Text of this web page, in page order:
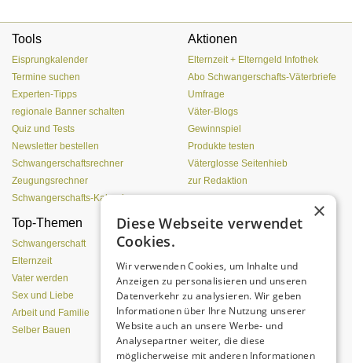
Tools
Eisprungkalender
Termine suchen
Experten-Tipps
regionale Banner schalten
Quiz und Tests
Newsletter bestellen
Schwangerschaftsrechner
Zeugungsrechner
Schwangerschafts-Kalender
Aktionen
Elternzeit + Elterngeld Infothek
Abo Schwangerschafts-Väterbriefe
Umfrage
Väter-Blogs
Gewinnspiel
Produkte testen
Väterglosse Seitenhieb
zur Redaktion
Top-Themen
Schwangerschaft
Elternzeit
Vater werden
Sex und Liebe
Arbeit und Familie
Selber Bauen
Einen Lehmofen
×
Diese Webseite verwendet
Cookies.
Wir verwenden Cookies, um Inhalte und
Anzeigen zu personalisieren und unseren
Datenverkehr zu analysieren. Wir geben
Informationen über Ihre Nutzung unserer
Website auch an unsere Werbe- und
Analysepartner weiter, die diese
möglicherweise mit anderen Informationen